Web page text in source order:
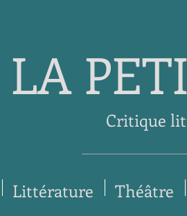
LA
Critique
Littérature Théâtre